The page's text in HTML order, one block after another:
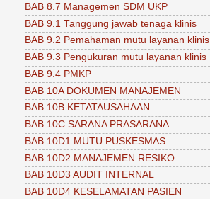
BAB 8.7 Managemen SDM UKP
BAB 9.1 Tanggung jawab tenaga klinis
BAB 9.2 Pemahaman mutu layanan klinis
BAB 9.3 Pengukuran mutu layanan klinis
BAB 9.4 PMKP
BAB 10A DOKUMEN MANAJEMEN
BAB 10B KETATAUSAHAAN
BAB 10C SARANA PRASARANA
BAB 10D1 MUTU PUSKESMAS
BAB 10D2 MANAJEMEN RESIKO
BAB 10D3 AUDIT INTERNAL
BAB 10D4 KESELAMATAN PASIEN